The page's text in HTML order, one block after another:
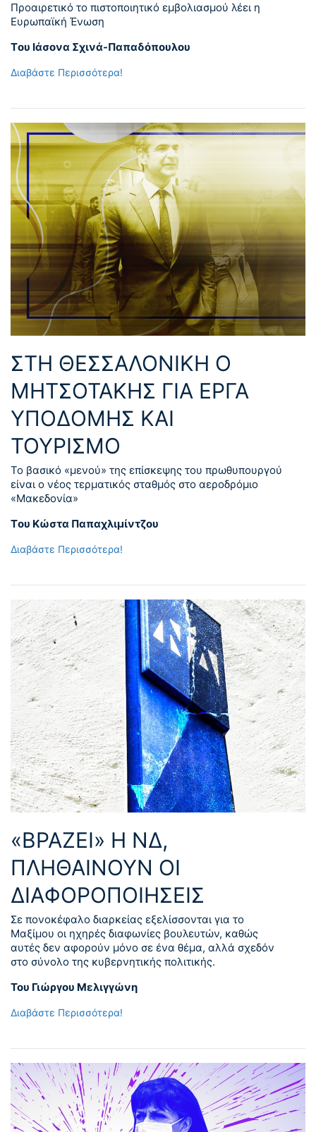
Προαιρετικό το πιστοποιητικό εμβολιασμού λέει η
Ευρωπαϊκή Ένωση
Tου Ιάσονα Σχινά-Παπαδόπουλου
Διαβάστε Περισσότερα!
ΣΤΗ ΘΕΣΣΑΛΟΝΙΚΗ Ο
ΜΗΤΣΟΤΑΚΗΣ ΓΙΑ ΕΡΓΑ
ΥΠΟΔΟΜΗΣ ΚΑΙ
ΤΟΥΡΙΣΜΟ
Το βασικό «μενού» της επίσκεψης του πρωθυπουργού
είναι ο νέος τερματικός σταθμός στο αεροδρόμιο
«Μακεδονία»
Tου Κώστα Παπαχλιμίντζου
Διαβάστε Περισσότερα!
«ΒΡΑΖΕΙ» Η ΝΔ,
ΠΛΗΘΑΙΝΟΥΝ ΟΙ
ΔΙΑΦΟΡΟΠΟΙΗΣΕΙΣ
Σε πονοκέφαλο διαρκείας εξελίσσονται για το
Μαξίμου οι ηχηρές διαφωνίες βουλευτών, καθώς
αυτές δεν αφορούν μόνο σε ένα θέμα, αλλά σχεδόν
στο σύνολο της κυβερνητικής πολιτικής.
Του Γιώργου Μελιγγώνη
Διαβάστε Περισσότερα!